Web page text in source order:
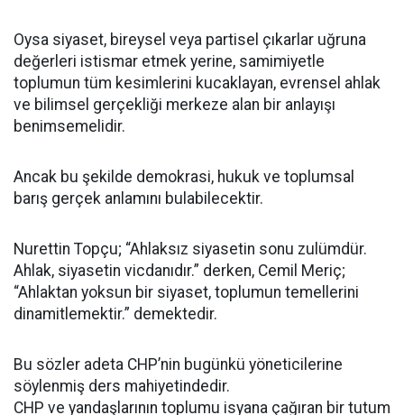
Oysa siyaset, bireysel veya partisel çıkarlar uğruna
değerleri istismar etmek yerine, samimiyetle
toplumun tüm kesimlerini kucaklayan, evrensel ahlak
ve bilimsel gerçekliği merkeze alan bir anlayışı
benimsemelidir.
Ancak bu şekilde demokrasi, hukuk ve toplumsal
barış gerçek anlamını bulabilecektir.
Nurettin Topçu; “Ahlaksız siyasetin sonu zulümdür.
Ahlak, siyasetin vicdanıdır.” derken, Cemil Meriç;
“Ahlaktan yoksun bir siyaset, toplumun temellerini
dinamitlemektir.” demektedir.
Bu sözler adeta CHP’nin bugünkü yöneticilerine
söylenmiş ders mahiyetindedir.
CHP ve yandaşlarının toplumu isyana çağıran bir tutum